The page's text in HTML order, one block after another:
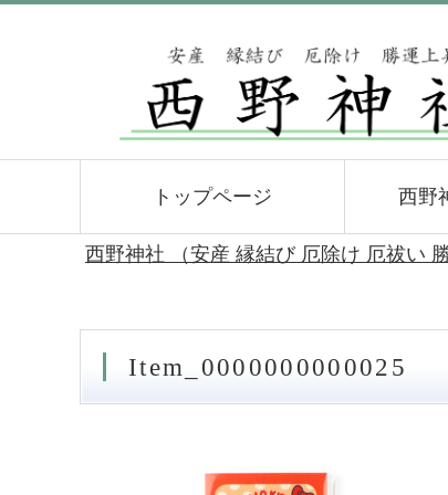
トップページ 西野
西野神社 （安産 縁結び 厄除け 厄祓い 勝
Item_0000000000025